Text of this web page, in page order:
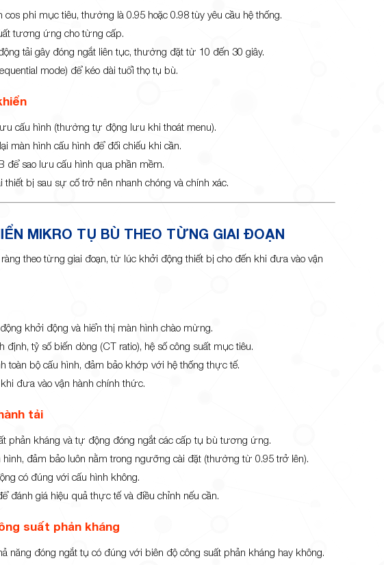
cos phi mục tiêu, thường là 0.95 hoặc 0.98 tùy yêu cầu hệ thống.
tương ứng cho từng cấp.
tải gây đóng ngắt liên tục, thường đặt từ 10 đến 30 giây.
mode) để kéo dài tuổi thọ tụ bù.
cấu hình (thường tự động lưu khi thoát menu).
màn hình cấu hình để đối chiếu khi cần.
để sao lưu cấu hình qua phần mềm.
bị sau sự cố trở nên nhanh chóng và chính xác.
MIKRO TỤ BÙ THEO TỪNG GIAI ĐOẠN
theo từng giai đoạn, từ lúc khởi động thiết bị cho đến khi đưa vào vận
khởi động và hiển thị màn hình chào mừng.
tỷ số biến dòng (CT ratio), hệ số công suất mục tiêu.
toàn bộ cấu hình, đảm bảo khớp với hệ thống thực tế.
đưa vào vận hành chính thức.
tải
phản kháng và tự động đóng ngắt các cấp tụ bù tương ứng.
đảm bảo luôn nằm trong ngưỡng cài đặt (thường từ 0.95 trở lên).
có đúng với cấu hình không.
đánh giá hiệu quả thực tế và điều chỉnh nếu cần.
suất phản kháng
năng đóng ngắt tụ có đúng với biên độ công suất phản kháng hay không.